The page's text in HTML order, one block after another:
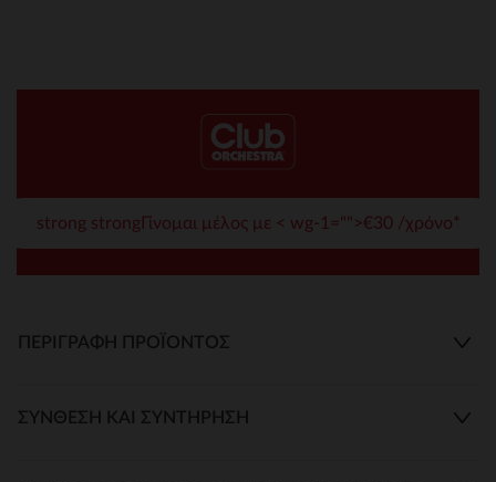
strong strongΓίνομαι μέλος με < wg-1="">€30 /χρόνο*
ΠΕΡΙΓΡΑΦΉ ΠΡΟΪΌΝΤΟΣ
ΣΎΝΘΕΣΗ ΚΑΙ ΣΥΝΤΉΡΗΣΗ